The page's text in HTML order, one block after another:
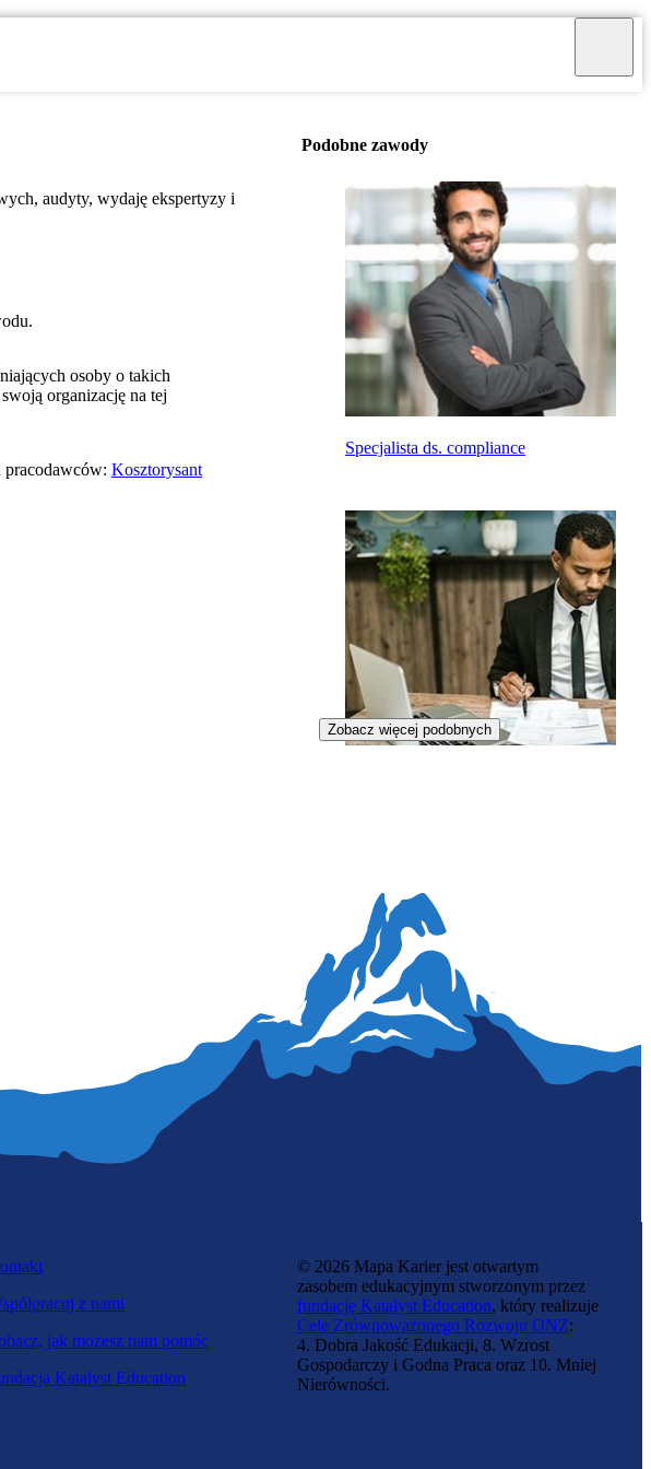
audyty, wydaję ekspertyzy i
osoby o takich
organizację na tej
pracodawców: Kosztorysant
Podobne zawody
Specjalista ds. compliance
Zobacz więcej podobnych
z nami
jak możesz nam pomóc
Katalyst Education
© 2026 Mapa Karier jest otwartym
zasobem edukacyjnym stworzonym przez
fundację Katalyst Education, który realizuje
Cele Zrównoważonego Rozwoju ONZ:
4. Dobra Jakość Edukacji, 8. Wzrost
Gospodarczy i Godna Praca oraz 10. Mniej
Nierówności.